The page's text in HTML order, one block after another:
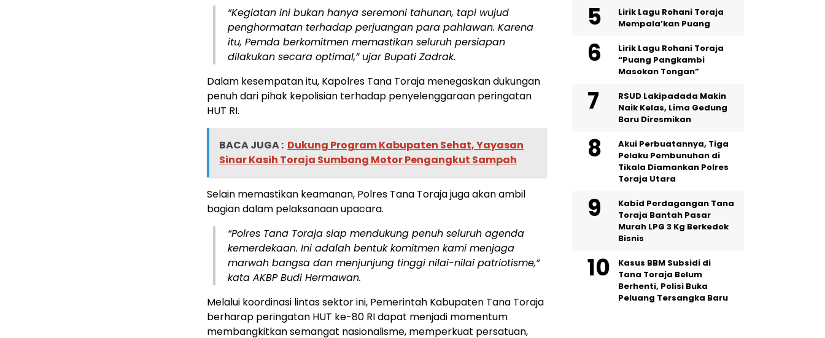
“Kegiatan ini bukan hanya seremoni tahunan, tapi wujud
penghormatan terhadap perjuangan para pahlawan. Karena
itu, Pemda berkomitmen memastikan seluruh persiapan
dilakukan secara optimal,”ujar Bupati Zadrak.
Dalam kesempatan itu, Kapolres Tana Toraja menegaskan dukungan
penuh dari pihak kepolisian terhadap penyelenggaraan peringatan
HUT RI.
BACA JUGA : Dukung Program Kabupaten Sehat, Yayasan
Sinar Kasih Toraja Sumbang Motor Pengangkut Sampah
Selain memastikan keamanan, Polres Tana Toraja juga akan ambil
bagian dalam pelaksanaan upacara.
“Polres Tana Toraja siap mendukung penuh seluruh agenda
kemerdekaan. Ini adalah bentuk komitmen kami menjaga
marwah bangsa dan menjunjung tinggi nilai-nilai patriotisme,”
kata AKBP Budi Hermawan.
Melalui koordinasi lintas sektor ini, Pemerintah Kabupaten Tana Toraja
berharap peringatan HUT ke-80 RI dapat menjadi momentum
membangkitkan semangat nasionalisme, memperkuat persatuan,
Lirik Lagu Rohani Toraja
Mempala’kan Puang
Lirik Lagu Rohani Toraja
“Puang Pangkambi
Masokan Tongan”
RSUD Lakipadada Makin
Naik Kelas, Lima Gedung
Baru Diresmikan
Akui Perbuatannya, Tiga
Pelaku Pembunuhan di
Tikala Diamankan Polres
Toraja Utara
Kabid Perdagangan Tana
Toraja Bantah Pasar
Murah LPG 3 Kg Berkedok
Bisnis
Kasus BBM Subsidi di
Tana Toraja Belum
Berhenti, Polisi Buka
Peluang Tersangka Baru